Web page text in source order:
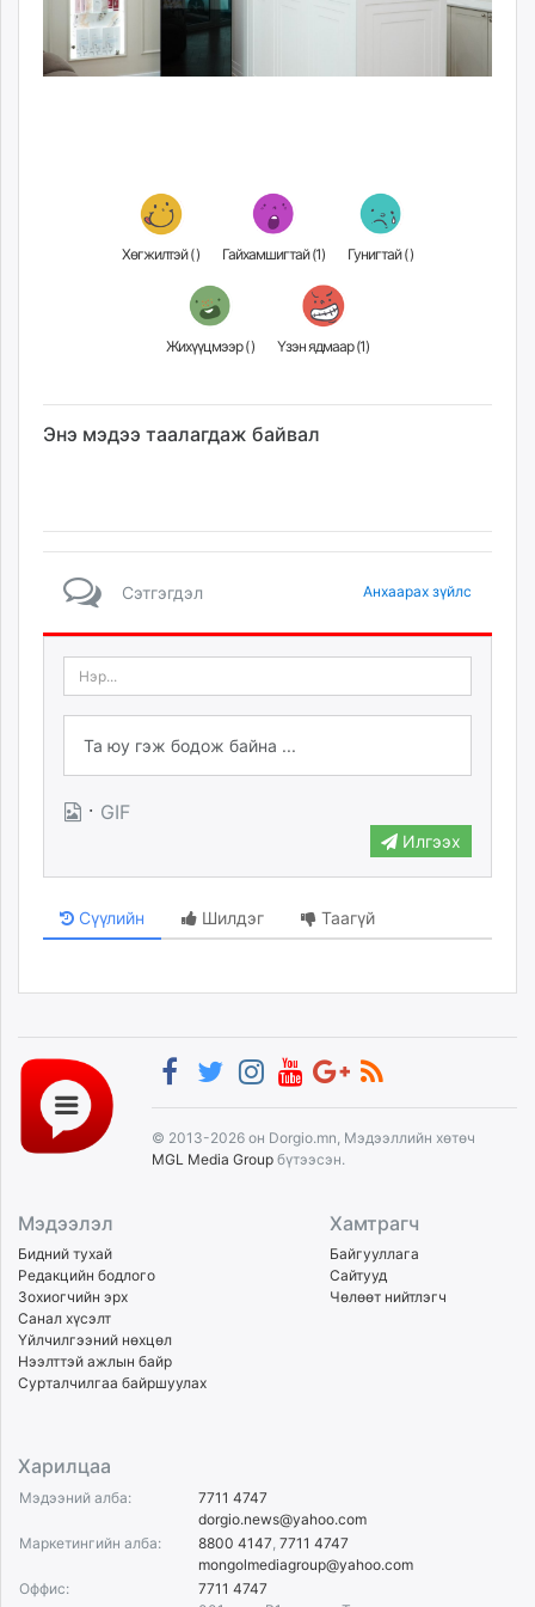
Хөгжилтэй () Гайхамшигтай (1) Гунигтай ()
Жихүүцмээр () Үзэн ядмаар (1)
Энэ мэдээ таалагдаж байвал
Сэтгэгдэл Анхаарах зүйлс
· GIF
Илгээх
Сүүлийн Шилдэг Таагүй
© 2013-2026 он Dorgio.mn, Мэдээллийн хөтөч
MGL Media Group бүтээсэн.
Мэдээлэл
Бидний тухай
Редакцийн бодлого
Зохиогчийн эрх
Санал хүсэлт
Үйлчилгээний нөхцөл
Нээлттэй ажлын байр
Сурталчилгаа байршуулах
Хамтрагч
Байгууллага
Сайтууд
Чөлөөт нийтлэгч
Харилцаа
Мэдээний алба:
7711 4747
dorgio.news@yahoo.com
Маркетингийн алба:
8800 4147 7711 4747
mongolmediagroup@yahoo.com
Оффис:
7711 4747